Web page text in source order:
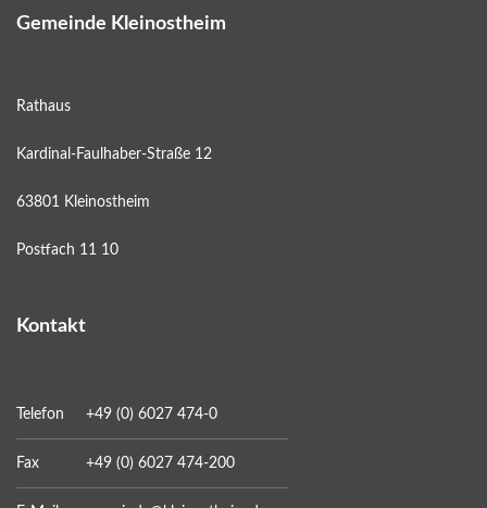
Gemeinde Kleinostheim
Rathaus
Kardinal-Faulhaber-Straße 12
63801 Kleinostheim
Postfach 11 10
Kontakt
Telefon +49 (0) 6027 474-0
Fax +49 (0) 6027 474-200